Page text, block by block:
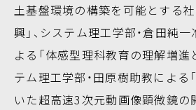
土基盤環境の構築を可能とする
興」、システム理工学部・倉田純
よる「体感型理科教育の理解増進
テム理工学部・田原樹助教による
いた超高速3次元動画像顕微鏡の